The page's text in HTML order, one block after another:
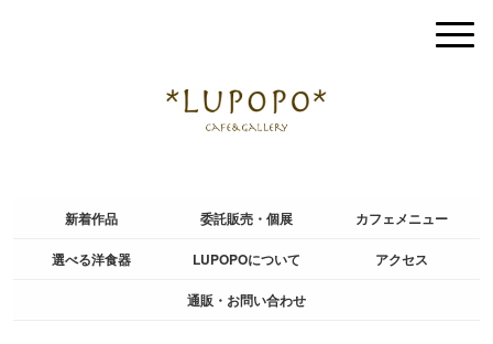
新着作品 委託販売・個展 カフェメニュー
選べる洋食器 LUPOPOについて アクセス
通販・お問い合わせ